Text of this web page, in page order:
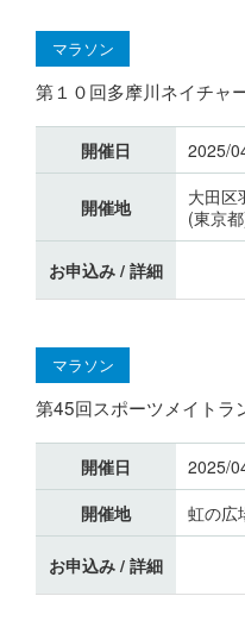
マラソン
第１０回多摩川ネイチャ
開催日 2025/
開催地
大田区
(東京
お申込み / 詳細
マラソン
第45回スポーツメイトラ
開催日
2025/
開催地
虹の広
お申込み / 詳細